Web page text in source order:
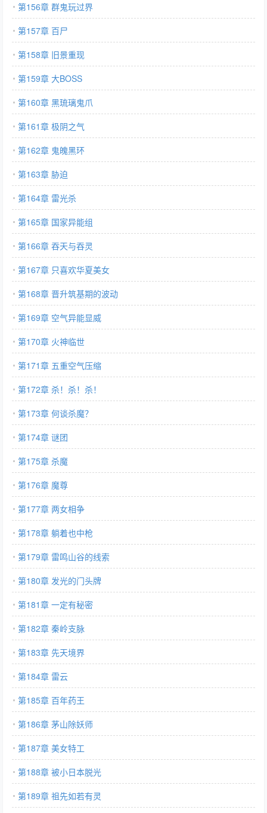
第156章 群鬼玩过界
第157章 百尸
第158章 旧景重现
第159章 大BOSS
第160章 黑琉璃鬼爪
第161章 极阴之气
第162章 鬼魄黑环
第163章 胁迫
第164章 雷光杀
第165章 国家异能组
第166章 吞天与吞灵
第167章 只喜欢华夏美女
第168章 晋升筑基期的波动
第169章 空气异能显威
第170章 火神临世
第171章 五重空气压缩
第172章 杀！杀！杀！
第173章 何谈杀魔？
第174章 谜团
第175章 杀魔
第176章 魔尊
第177章 两女相争
第178章 躺着也中枪
第179章 雷鸣山谷的线索
第180章 发光的门头牌
第181章 一定有秘密
第182章 秦岭支脉
第183章 先天境界
第184章 雷云
第185章 百年药王
第186章 茅山除妖师
第187章 美女特工
第188章 被小日本脱光
第189章 祖先如若有灵